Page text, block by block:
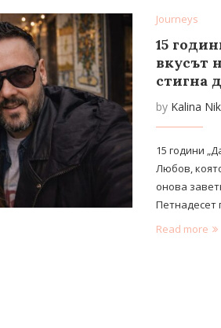
Journeys
15
вкусът
стигна
by Kalina
15 години
Любов,
онова
Петнадесет
Read more